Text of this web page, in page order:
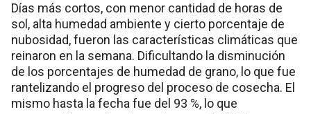
Días más cortos, con menor cantidad de horas de
sol, alta humedad ambiente y cierto porcentaje de
nubosidad, fueron las características climáticas que
reinaron en la semana. Dificultando la disminución
de los porcentajes de humedad de grano, lo que fue
rantelizando el progreso del proceso de cosecha. El
mismo hasta la fecha fue del 93 %, lo que